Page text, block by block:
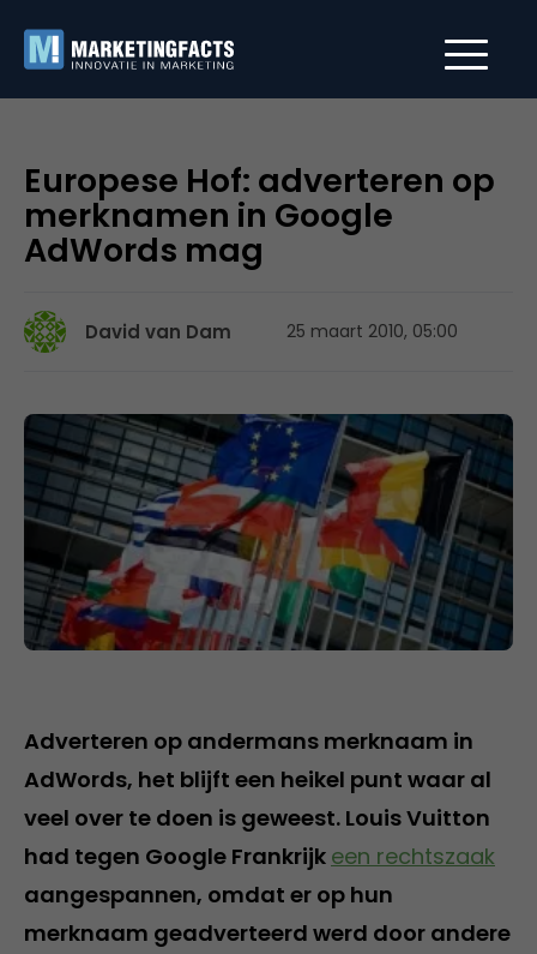
Europese Hof: adverteren op
merknamen in Google
AdWords mag
David van Dam 25 maart 2010, 05:00
Adverteren op andermans merknaam in
AdWords, het blijft een heikel punt waar al
veel over te doen is geweest. Louis Vuitton
had tegen Google Frankrijk een rechtszaak
aangespannen, omdat er op hun
merknaam geadverteerd werd door andere